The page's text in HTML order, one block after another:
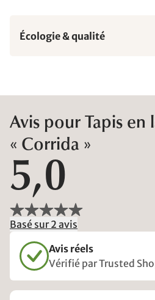
Écologie & qualité
Avis pour Tapis en
« Corrida »
5,0
Basé sur 2 avis
Avis réels
Vérifié par Trusted